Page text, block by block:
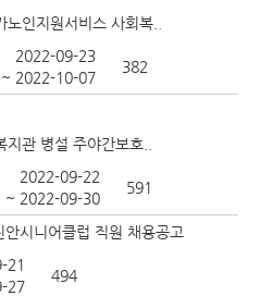
인지원서비스 사회복..
2022-09-23
~ 2022-10-07
382
관 병설 주야간보호..
2022-09-22
~ 2022-09-30
591
안시니어클럽 직원 채용공고
21
27
494